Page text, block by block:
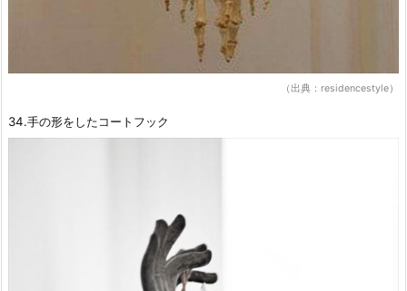
（出典：residencestyle）
34.手の形をしたコートフック